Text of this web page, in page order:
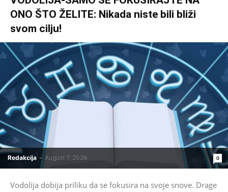
ONO ŠTO ŽELITE: Nikada niste bili bliži
svom cilju!
Redakcija - August 7, 2026 0
Vodolija dobija priliku da se fokusira na svoje snove. Drage